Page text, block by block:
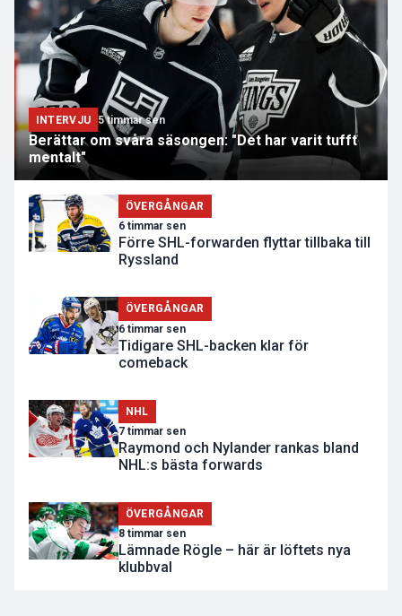
INTERVJU 5 timmar sen
Berättar om svåra säsongen: "Det har varit tufft
mentalt"
ÖVERGÅNGAR
6 timmar sen
Förre SHL-forwarden flyttar tillbaka till
Ryssland
ÖVERGÅNGAR
6 timmar sen
Tidigare SHL-backen klar för
comeback
NHL
7 timmar sen
Raymond och Nylander rankas bland
NHL:s bästa forwards
ÖVERGÅNGAR
8 timmar sen
Lämnade Rögle – här är löftets nya
klubbval